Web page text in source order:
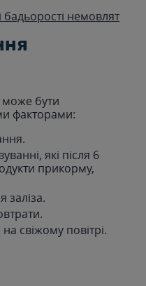
бадьорості немовлят
може бути
факторами:
які після 6
прикорму,
заліза.
свіжому повітрі.